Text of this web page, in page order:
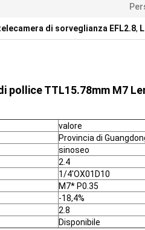
di sorveglianza EFL2.8,
pollice TTL15.78mm M7
valore
Provincia di
sinoseo
2.4
1/4'OX01D10
M7* P0.35
-18,4%
2.8
Disponibile